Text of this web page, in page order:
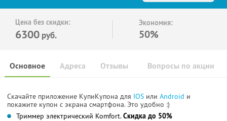
Цена без скидки:
6300 руб.
Экономия:
50%
Основное Отзывы Вопросы по акции
Адреса
Скачайте приложение КупиКупона для IOS или Android и
покажите купон с экрана смартфона. Это удобно :)
Триммер электрический Komfort.Скидка до 50%